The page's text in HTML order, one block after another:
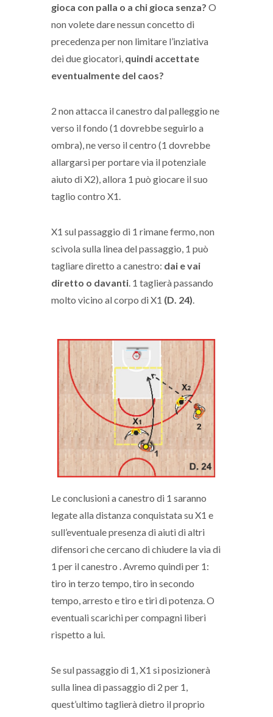
gioca con palla o a chi gioca senza? O
non volete dare nessun concetto di
precedenza per non limitare l’inziativa
dei due giocatori, quindi accettate
eventualmente del caos?
2 non attacca il canestro dal palleggio ne
verso il fondo (1 dovrebbe seguirlo a
ombra), ne verso il centro (1 dovrebbe
allargarsi per portare via il potenziale
aiuto di X2), allora 1 può giocare il suo
taglio contro X1.
X1 sul passaggio di 1 rimane fermo, non
scivola sulla linea del passaggio, 1 può
tagliare diretto a canestro: dai e vai
diretto o davanti . 1 taglierà passando
molto vicino al corpo di X1 (D. 24)
Le conclusioni a canestro di 1 saranno
legate alla distanza conquistata su X1 e
sull’eventuale presenza di aiuti di altri
difensori che cercano di chiudere la via di
1 per il canestro . Avremo quindi per 1:
tiro in terzo tempo, tiro in secondo
tempo, arresto e tiro e tiri di potenza. O
eventuali scarichi per compagni liberi
rispetto a lui.
Se sul passaggio di 1, X1 si posizionerà
sulla linea di passaggio di 2 per 1,
quest’ultimo taglierà dietro il proprio